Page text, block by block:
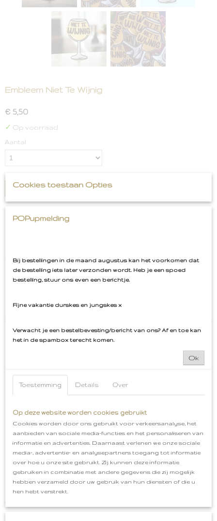
Embleem Niet Te Wijnig
€ 5,50
✓ Op voorraad
Aantal
IN WINKELWAGEN
Omschrijving
Voor de wijnliefhebbers... embleem "niet te wijnig"
Bossche Bollen Embleem Oeteldonk
€ 5,99
Cookies toestaan Opties
POPupmelding
Bij bestellingen in de maand augustus kan het voorkomen dat
de bestelling iets later verzonden wordt. Heb je een spoed
bestelling, stuur ons even een berichtje.
Fijne vakantie durskes en jungskes x
Verwacht je een bestelbevesting/bericht van ons? Af en toe kan
het in de spambox terecht komen.
Ok
Toestemming Details Over
Op deze website worden cookies gebruikt
Cookies worden door ons gebruikt voor verkeersanalyse, het
aanbieden van sociale media-functies en het personaliseren van
informatie en advertenties. Daarnaast verlenen we onze sociale
media-, advertentie- en analysepartners toegang tot informatie
over hoe u onze site gebruikt. Zij kunnen deze informatie
gebruiken in combinatie met andere gegevens die zij mogelijk
hebben verzameld door uw gebruik van hun diensten of die u
hen hebt verstrekt.